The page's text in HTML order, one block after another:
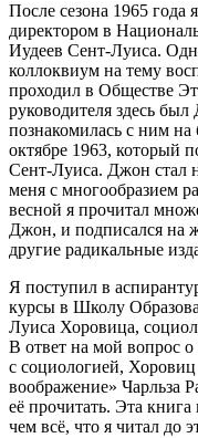
После сезона 1965 года
директором в
Иудеев Сент-Луиса.
коллоквиум на тему
проходил в Обществе
руководителя здесь
познакомилась с ним
октябре 1963, который
Сент-Луиса. Джон стал
меня с многообразием
весной я прочитал
Джон, и подписался на
другие радикальные
Я поступил в
курсы в Школу
Луиса Хоровица,
В ответ на мой вопрос о
с социологией,
воображение» Чарльза
её прочитать. Эта
чем всё, что я читал до